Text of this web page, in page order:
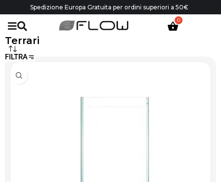
Spedizione Europa Gratuita per ordini superiori a 50€
Terrari
FILTRA